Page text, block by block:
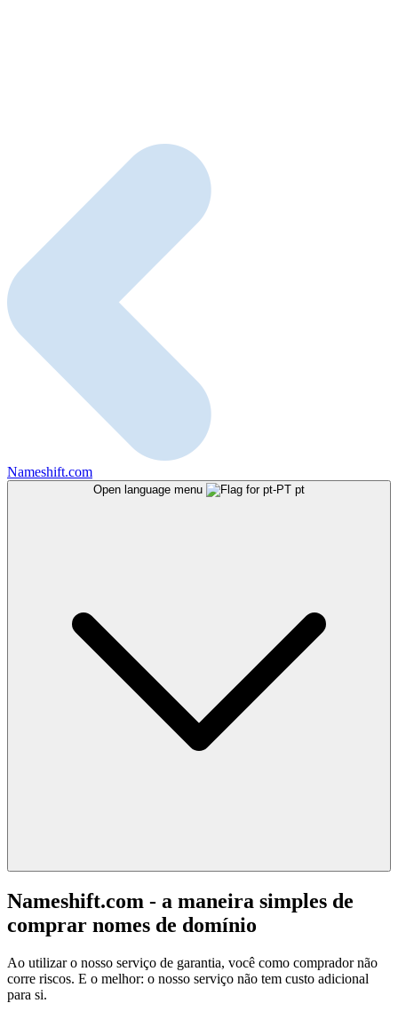
Nameshift.com
Open language menu pt
Nameshift.com - a maneira simples de
comprar nomes de domínio
Ao utilizar o nosso serviço de garantia, você como comprador não
corre riscos. E o melhor: o nosso serviço não tem custo adicional
para si.